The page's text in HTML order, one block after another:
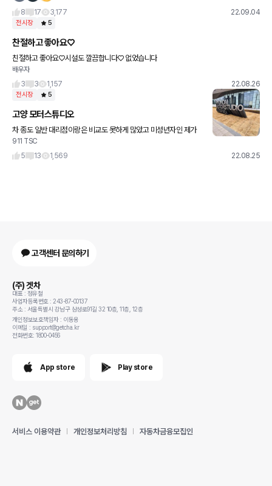
8
17 3,177 22.09.04
전시장 5
찬절하고 좋아요♡
친절하고 좋아요♡시설도 깔끔합니다♡ 없었습니다
배우자
3
3 1,157 22.08.26
전시장 5
고양 모터스튜디오
차 종도 일반 대리점이랑은 비교도 못하게 많았고 미성년자인 제가
대리점을 혼자 가면 좀 눈치보이지먼 모터스튜디오는 학생들도 많았
어서 너무너무 좋은 시간 보낼 수 있었던거 같아요! 2만원? 인가 내면
911 TSC
5
13 1,569 22.08.25
고객센터 문의하기
(주) 겟차
대표 : 정유철
사업자등록번호 : 243-87-00137
주소 : 서울특별시 강남구 삼성로91길 32 10층, 11층, 12층
개인정보보호책임자 : 이동용
이메일 : support@getcha.kr
전화번호: 1800-0456
App store Play store
서비스 이용약관 개인정보처리방침 자동차금융모집인